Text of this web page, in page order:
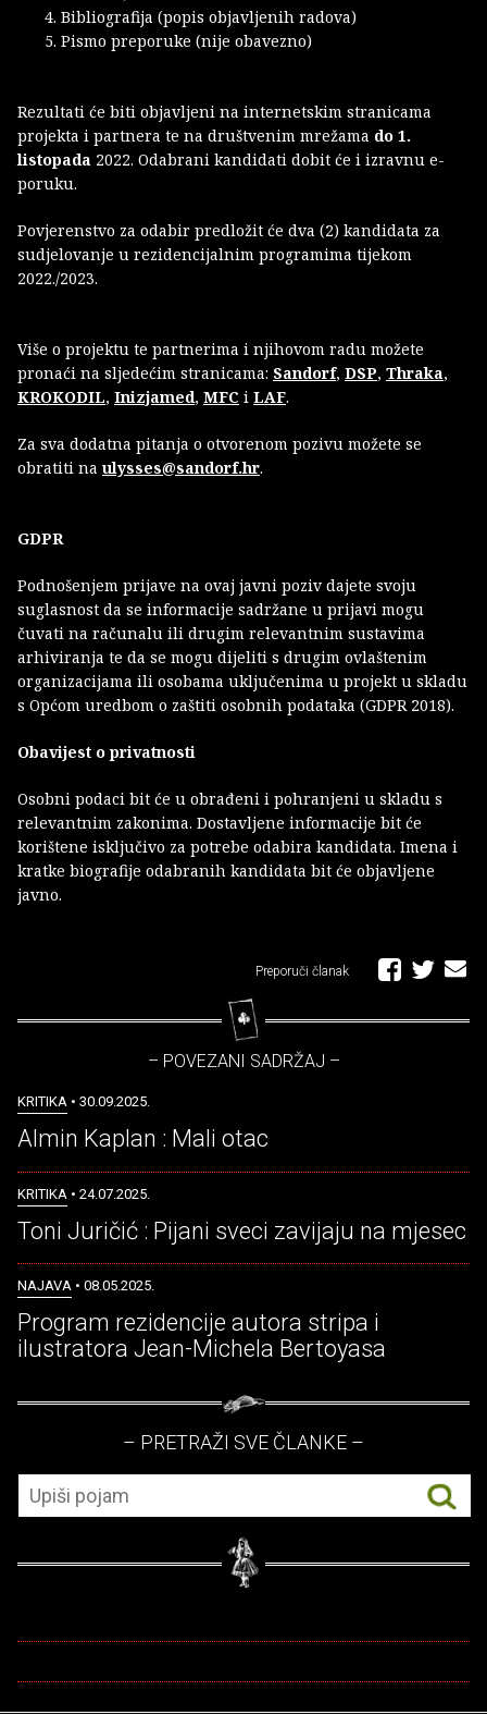
Bibliografija (popis objavljenih radova)
Pismo preporuke (nije obavezno)
Rezultati će biti objavljeni na internetskim stranicama
projekta i partnera te na društvenim mrežama do 1.
listopada 2022. Odabrani kandidati dobit će i izravnu e-
poruku.
Povjerenstvo za odabir predložit će dva (2) kandidata za
sudjelovanje u rezidencijalnim programima tijekom
2022./2023.
Više o projektu te partnerima i njihovom radu možete
pronaći na sljedećim stranicama: Sandorf, DSP, Thraka,
KROKODIL, Inizjamed, MFC i LAF.
Za sva dodatna pitanja o otvorenom pozivu možete se
obratiti na ulysses@sandorf.hr.
GDPR
Podnošenjem prijave na ovaj javni poziv dajete svoju
suglasnost da se informacije sadržane u prijavi mogu
čuvati na računalu ili drugim relevantnim sustavima
arhiviranja te da se mogu dijeliti s drugim ovlaštenim
organizacijama ili osobama uključenima u projekt u skladu
s Općom uredbom o zaštiti osobnih podataka (GDPR 2018).
Obavijest o privatnosti
Osobni podaci bit će u obrađeni i pohranjeni u skladu s
relevantnim zakonima. Dostavljene informacije bit će
korištene isključivo za potrebe odabira kandidata. Imena i
kratke biografije odabranih kandidata bit će objavljene
javno.
Preporuči članak
– POVEZANI SADRŽAJ –
KRITIKA • 30.09.2025.
Almin Kaplan : Mali otac
KRITIKA • 24.07.2025.
Toni Juričić : Pijani sveci zavijaju na mjesec
NAJAVA • 08.05.2025.
Program rezidencije autora stripa i
ilustratora Jean-Michela Bertoyasa
– PRETRAŽI SVE ČLANKE –